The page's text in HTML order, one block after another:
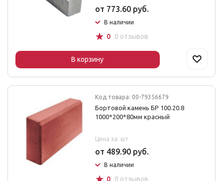
от 773.60 руб.
В наличии
☆ 0 0 отзывов
В корзину
Код товара: 00-79356679
Бортовой камень БР 100.20.8
1000*200*80мм красный
Цена за: шт
от 489.90 руб.
В наличии
0 0 отзывов